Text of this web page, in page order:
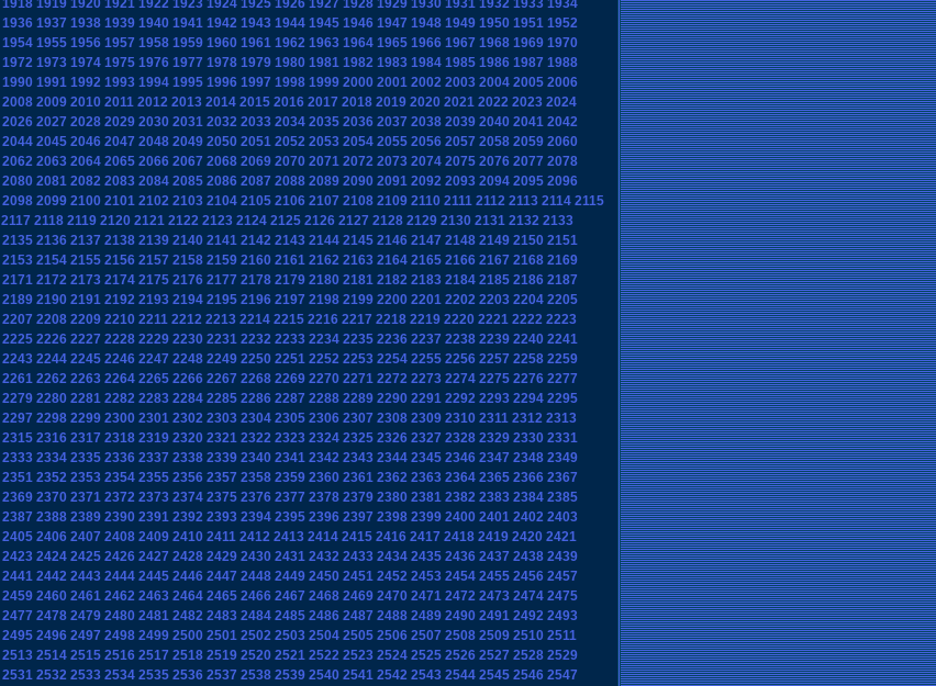
1918 1919 1920 1921 1922 1923 1924 1925 1926 1927 1928 1929 1930 1931 1932 1933 1934
1936 1937 1938 1939 1940 1941 1942 1943 1944 1945 1946 1947 1948 1949 1950 1951 1952
1954 1955 1956 1957 1958 1959 1960 1961 1962 1963 1964 1965 1966 1967 1968 1969 1970
1972 1973 1974 1975 1976 1977 1978 1979 1980 1981 1982 1983 1984 1985 1986 1987 1988
1990 1991 1992 1993 1994 1995 1996 1997 1998 1999 2000 2001 2002 2003 2004 2005 2006
2008 2009 2010 2011 2012 2013 2014 2015 2016 2017 2018 2019 2020 2021 2022 2023 2024
2026 2027 2028 2029 2030 2031 2032 2033 2034 2035 2036 2037 2038 2039 2040 2041 2042
2044 2045 2046 2047 2048 2049 2050 2051 2052 2053 2054 2055 2056 2057 2058 2059 2060
2062 2063 2064 2065 2066 2067 2068 2069 2070 2071 2072 2073 2074 2075 2076 2077 2078
2080 2081 2082 2083 2084 2085 2086 2087 2088 2089 2090 2091 2092 2093 2094 2095 2096
2098 2099 2100 2101 2102 2103 2104 2105 2106 2107 2108 2109 2110 2111 2112 2113 2114 2115
2117 2118 2119 2120 2121 2122 2123 2124 2125 2126 2127 2128 2129 2130 2131 2132 2133
2135 2136 2137 2138 2139 2140 2141 2142 2143 2144 2145 2146 2147 2148 2149 2150 2151
2153 2154 2155 2156 2157 2158 2159 2160 2161 2162 2163 2164 2165 2166 2167 2168 2169
2171 2172 2173 2174 2175 2176 2177 2178 2179 2180 2181 2182 2183 2184 2185 2186 2187
2189 2190 2191 2192 2193 2194 2195 2196 2197 2198 2199 2200 2201 2202 2203 2204 2205
2207 2208 2209 2210 2211 2212 2213 2214 2215 2216 2217 2218 2219 2220 2221 2222 2223
2225 2226 2227 2228 2229 2230 2231 2232 2233 2234 2235 2236 2237 2238 2239 2240 2241
2243 2244 2245 2246 2247 2248 2249 2250 2251 2252 2253 2254 2255 2256 2257 2258 2259
2261 2262 2263 2264 2265 2266 2267 2268 2269 2270 2271 2272 2273 2274 2275 2276 2277
2279 2280 2281 2282 2283 2284 2285 2286 2287 2288 2289 2290 2291 2292 2293 2294 2295
2297 2298 2299 2300 2301 2302 2303 2304 2305 2306 2307 2308 2309 2310 2311 2312 2313
2315 2316 2317 2318 2319 2320 2321 2322 2323 2324 2325 2326 2327 2328 2329 2330 2331
2333 2334 2335 2336 2337 2338 2339 2340 2341 2342 2343 2344 2345 2346 2347 2348 2349
2351 2352 2353 2354 2355 2356 2357 2358 2359 2360 2361 2362 2363 2364 2365 2366 2367
2369 2370 2371 2372 2373 2374 2375 2376 2377 2378 2379 2380 2381 2382 2383 2384 2385
2387 2388 2389 2390 2391 2392 2393 2394 2395 2396 2397 2398 2399 2400 2401 2402 2403
2405 2406 2407 2408 2409 2410 2411 2412 2413 2414 2415 2416 2417 2418 2419 2420 2421
2423 2424 2425 2426 2427 2428 2429 2430 2431 2432 2433 2434 2435 2436 2437 2438 2439
2441 2442 2443 2444 2445 2446 2447 2448 2449 2450 2451 2452 2453 2454 2455 2456 2457
2459 2460 2461 2462 2463 2464 2465 2466 2467 2468 2469 2470 2471 2472 2473 2474 2475
2477 2478 2479 2480 2481 2482 2483 2484 2485 2486 2487 2488 2489 2490 2491 2492 2493
2495 2496 2497 2498 2499 2500 2501 2502 2503 2504 2505 2506 2507 2508 2509 2510 2511
2513 2514 2515 2516 2517 2518 2519 2520 2521 2522 2523 2524 2525 2526 2527 2528 2529
2531 2532 2533 2534 2535 2536 2537 2538 2539 2540 2541 2542 2543 2544 2545 2546 2547